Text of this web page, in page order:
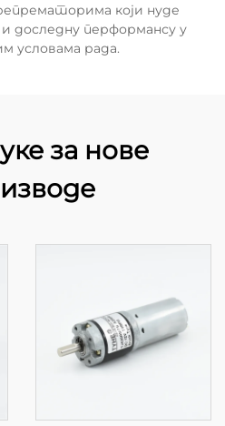
који нуде
доследну перформансу у
условама рада.
за нове